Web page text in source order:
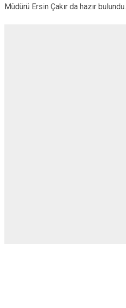
Müdürü Ersin Çakır da hazır bulundu.